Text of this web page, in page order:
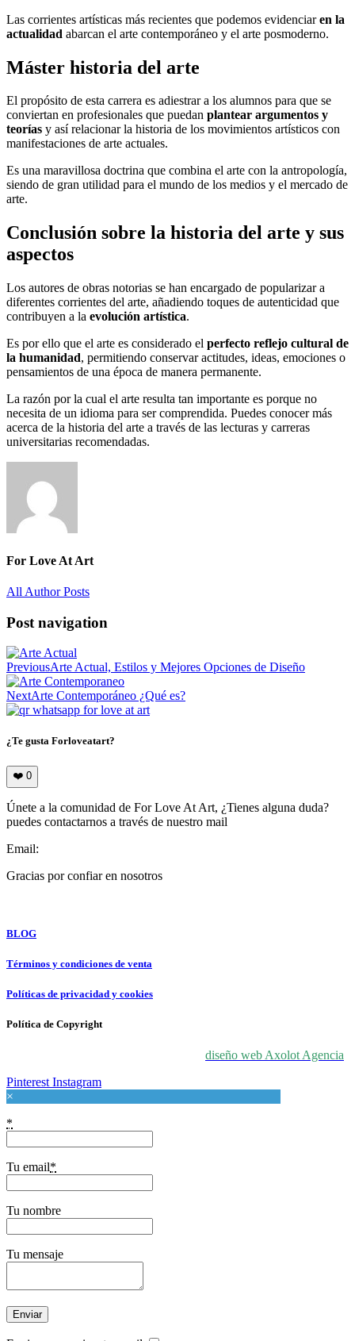
Las corrientes artísticas más recientes que podemos evidenciaren la
actualidad abarcan el arte contemporáneo y el arte posmoderno.
Máster historia del arte
El propósito de esta carrera es adiestrar a los alumnos para que se
conviertan en profesionales que puedan plantear argumentos y
teorías y así relacionar la historia de los movimientos artísticos con
manifestaciones de arte actuales.
Es una maravillosa doctrina que combina el arte con la antropología,
siendo de gran utilidad para el mundo de los medios y el mercado de
arte.
Conclusión sobre la historia del arte y sus
aspectos
Los autores de obras notorias se han encargado de popularizar a
diferentes corrientes del arte, añadiendo toques de autenticidad que
contribuyen a la evolución artística.
Es por ello que el arte es considerado el perfecto reflejo cultural de
la humanidad, permitiendo conservar actitudes, ideas, emociones o
pensamientos de una época de manera permanente.
La razón por la cual el arte resulta tan importante es porque no
necesita de un idioma para ser comprendida. Puedes conocer más
acerca de la historia del arte a través de las lecturas y carreras
universitarias recomendadas.
For Love At Art
All Author Posts
Post navigation
PreviousArte Actual, Estilos y Mejores Opciones de Diseño
NextArte Contemporáneo ¿Qué es?
¿Te gusta Forloveatart?
❤️ 0
Únete a la comunidad de For Love At Art, ¿Tienes alguna duda?
puedes contactarnos a través de nuestro mail
Email:
Gracias por confiar en nosotros
BLOG
Términos y condiciones de venta
Políticas de privacidad y cookies
Política de Copyright
diseño web Axolot Agencia
Pinterest Instagram
×
*
Tu email*
Tu nombre
Tu mensaje